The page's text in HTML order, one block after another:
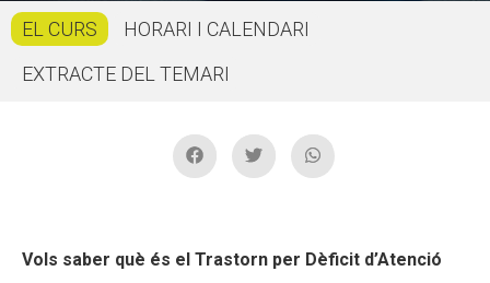
EL CURS
HORARI I CALENDARI
EXTRACTE DEL TEMARI
Vols saber què és el Trastorn per Dèficit d’Atenció
L'equip
Missió i valors
ACTUALITAT
L'equip
Missió i valors
ACTUALITAT